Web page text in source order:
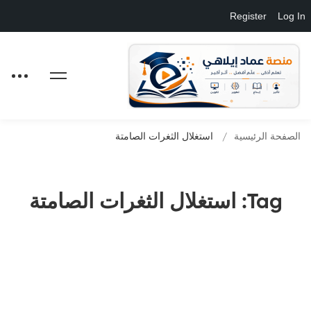
Log In
Register
Tag: استغلال الثغرات الصامتة
الصفحة الرئيسية استغلال الثغرات الصامتة